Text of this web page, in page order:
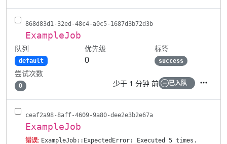
868d83d1-32ed-48c4-a0c5-1687d3b72d3b
ExampleJob
队列
default
优先级
0
标签
success
尝试次数
0 少于 1 分钟 前 已入队 操作
ceaf2a98-8aff-4609-9a80-dee2e3b2e67a
ExampleJob
错误: ExampleJob::ExpectedError: Executed 5 times.